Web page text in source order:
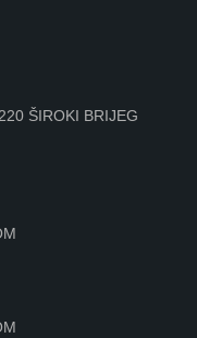
ŠIROKI BRIJEG